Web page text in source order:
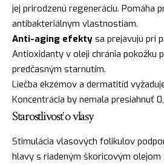
jej prirodzenú regeneráciu. Pomáha
antibakteriálnym vlastnostiam.
Anti-aging efekty sa prejavujú pri
Antioxidanty v oleji chránia pokožku
predčasným starnutím.
Liečba ekzémov a dermatitíd
Koncentrácia by nemala presiahnuť
Starostlivosť o vlasy
Stimulácia vlasových folikulov
hlavy s riadeným škoricovým olejom